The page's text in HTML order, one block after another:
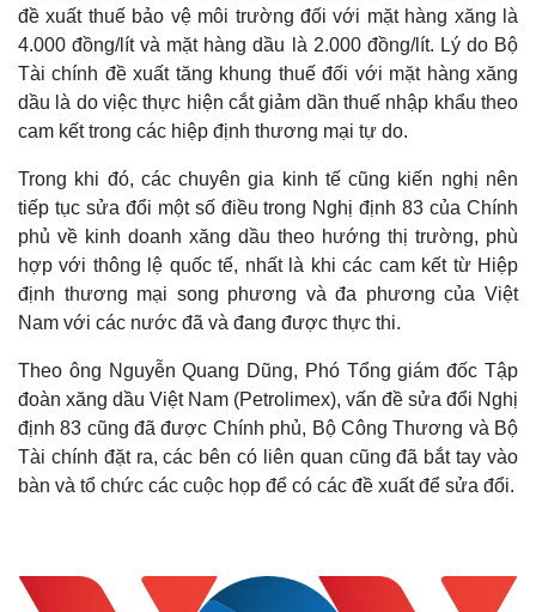
đề xuất thuế bảo vệ môi trường đối với mặt hàng xăng là
4.000 đồng/lít và mặt hàng dầu là 2.000 đồng/lít. Lý do Bộ
Tài chính đề xuất tăng khung thuế đối với mặt hàng xăng
dầu là do việc thực hiện cắt giảm dần thuế nhập khẩu theo
cam kết trong các hiệp định thương mại tự do.
Trong khi đó, các chuyên gia kinh tế cũng kiến nghị nên
tiếp tục sửa đổi một số điều trong Nghị định 83 của Chính
phủ về kinh doanh xăng dầu theo hướng thị trường, phù
hợp với thông lệ quốc tế, nhất là khi các cam kết từ Hiệp
định thương mại song phương và đa phương của Việt
Nam với các nước đã và đang được thực thi.
Theo ông Nguyễn Quang Dũng, Phó Tổng giám đốc Tập
đoàn xăng dầu Việt Nam (Petrolimex), vấn đề sửa đổi Nghị
định 83 cũng đã được Chính phủ, Bộ Công Thương và Bộ
Tài chính đặt ra, các bên có liên quan cũng đã bắt tay vào
bàn và tổ chức các cuộc họp để có các đề xuất để sửa đổi.